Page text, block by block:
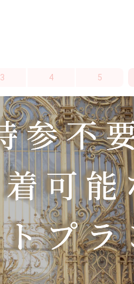
3 4 5